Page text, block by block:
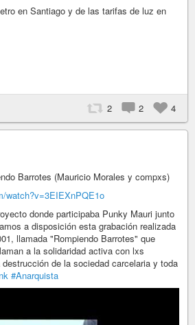
en Santiago y de las tarifas de luz en
2 2 4
Barrotes (Mauricio Morales y compxs)
watch?v=3EIEXnPQE1o
donde participaba Punky Mauri junto
a disposición esta grabación realizada
llamada "Rompiendo Barrotes" que
a la solidaridad activa con lxs
de la sociedad carcelaria y toda
#Anarquista